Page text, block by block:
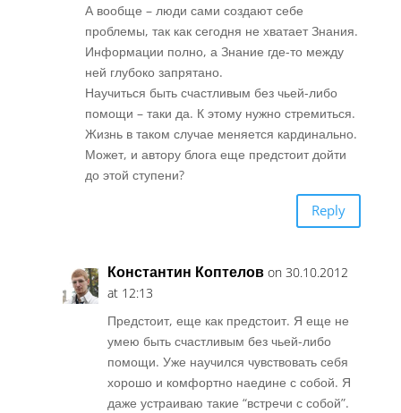
А вообще – люди сами создают себе
проблемы, так как сегодня не хватает Знания.
Информации полно, а Знание где-то между
ней глубоко запрятано.
Научиться быть счастливым без чьей-либо
помощи – таки да. К этому нужно стремиться.
Жизнь в таком случае меняется кардинально.
Может, и автору блога еще предстоит дойти
до этой ступени?
Reply
Константин Коптелов on 30.10.2012
at 12:13
Предстоит, еще как предстоит. Я еще не
умею быть счастливым без чьей-либо
помощи. Уже научился чувствовать себя
хорошо и комфортно наедине с собой. Я
даже устраиваю такие “встречи с собой”.